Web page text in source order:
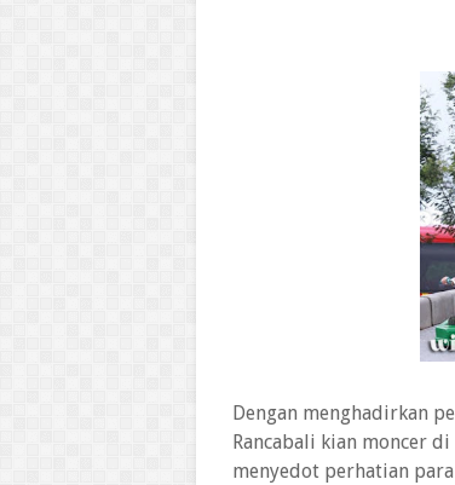
Dengan menghadirkan
Rancabali kian moncer
menyedot perhatian